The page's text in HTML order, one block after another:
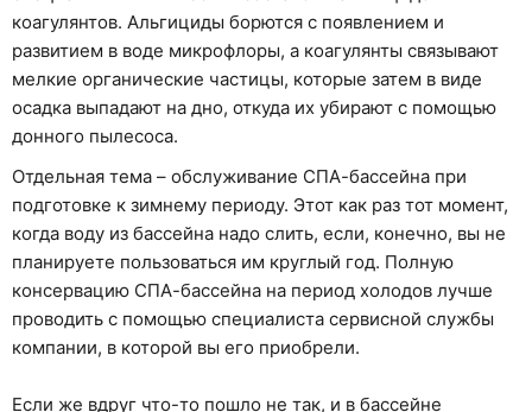
коагулянтов. Альгициды борются с появлением и
развитием в воде микрофлоры, а коагулянты связывают
мелкие органические частицы, которые затем в виде
осадка выпадают на дно, откуда их убирают с помощью
донного пылесоса.
Отдельная тема – обслуживание СПА-бассейна при
подготовке к зимнему периоду. Этот как раз тот момент,
когда воду из бассейна надо слить, если, конечно, вы не
планируете пользоваться им круглый год. Полную
консервацию СПА-бассейна на период холодов лучше
проводить с помощью специалиста сервисной службы
компании, в которой вы его приобрели.
Если же вдруг что-то пошло не так, и в бассейне